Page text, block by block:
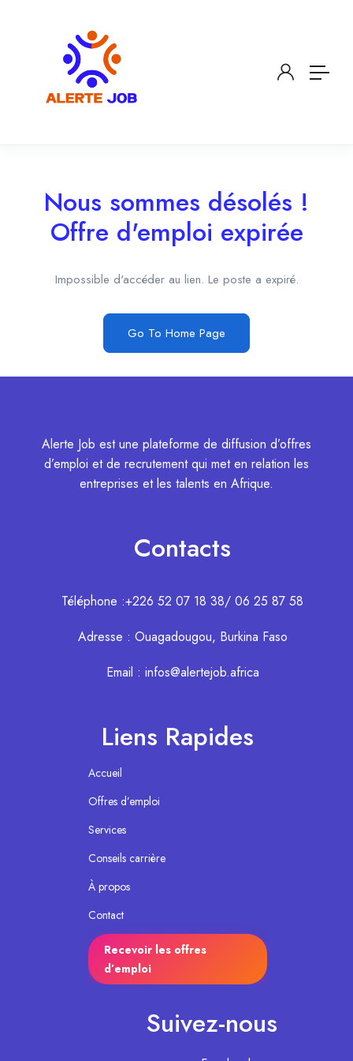
Nous sommes désolés !
Offre d'emploi expirée
Impossible d'accéder au lien. Le poste a expiré.
Go To Home Page
Alerte Job est une plateforme de diffusion d’offres
d’emploi et de recrutement qui met en relation les
entreprises et les talents en Afrique.
Contacts
Téléphone :+226 52 07 18 38/ 06 25 87 58
Adresse : Ouagadougou, Burkina Faso
Email : infos@alertejob.africa
Liens Rapides
Accueil
Offres d’emploi
Services
Conseils carrière
À propos
Contact
Recevoir les offres
d’emploi
Suivez-nous